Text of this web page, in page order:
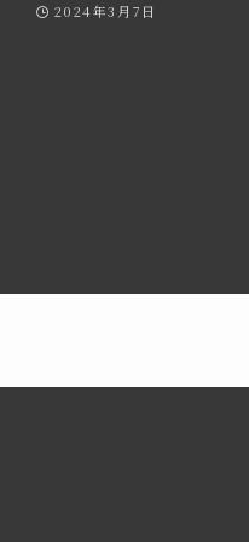
2024年3月7日